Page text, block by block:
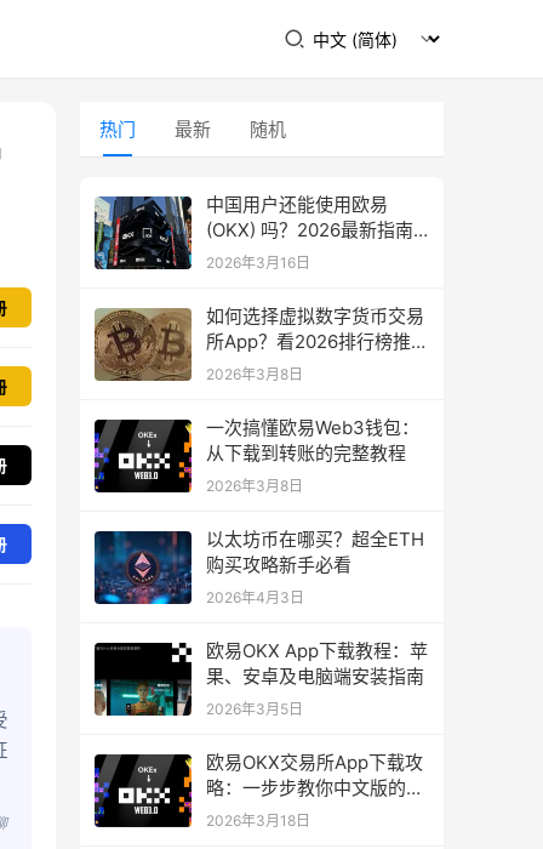
热门 最新 随机
中国用户还能使用欧易
(OKX) 吗？2026最新指南
教你如何下载
2026年3月16日
如何选择虚拟数字货币交易
所App？看2026排行榜推
荐！
2026年3月8日
一次搞懂欧易Web3钱包：
从下载到转账的完整教程
2026年3月8日
以太坊币在哪买？超全ETH
购买攻略新手必看
2026年4月3日
欧易OKX App下载教程：苹
果、安卓及电脑端安装指南
2026年3月5日
欧易OKX交易所App下载攻
略：一步步教你中文版的下
载与安装
2026年3月18日